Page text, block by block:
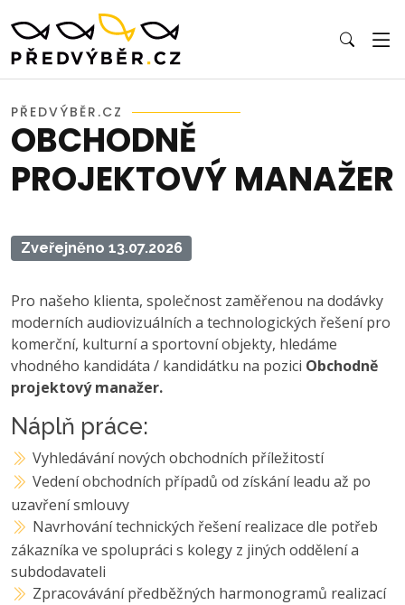
PŘEDVÝBĚR.CZ
OBCHODNĚ
PROJEKTOVÝ MANAŽER
Zveřejněno 13.07.2026
Pro našeho klienta, společnost zaměřenou na dodávky
moderních audiovizuálních a technologických řešení pro
komerční, kulturní a sportovní objekty, hledáme
vhodného kandidáta / kandidátku na pozici Obchodně
projektový manažer.
Náplň práce:
Vyhledávání nových obchodních příležitostí
Vedení obchodních případů od získání leadu až po
uzavření smlouvy
Navrhování technických řešení realizace dle potřeb
zákazníka ve spolupráci s kolegy z jiných oddělení a
subdodavateli
Zpracovávání předběžných harmonogramů realizací